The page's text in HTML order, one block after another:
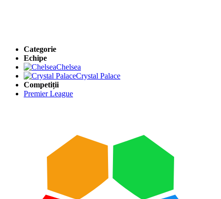
Categorie
Echipe
Chelsea
Crystal Palace
Competiții
Premier League